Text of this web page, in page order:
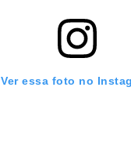
Ver essa foto no